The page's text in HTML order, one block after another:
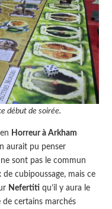
début de soirée.
Horreur à Arkham
aurait pu penser
sont pas le commun
cubipoussage, mais ce
Nefertiti qu’il y aura le
certains marchés